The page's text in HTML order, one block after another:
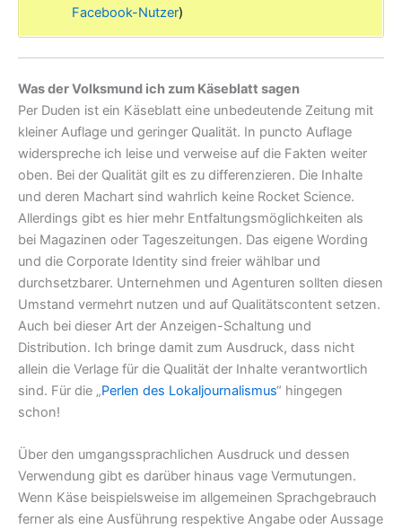
Facebook-Nutzer)
Was der Volksmund ich zum Käseblatt sagen
Per Duden ist ein Käseblatt eine unbedeutende Zeitung mit
kleiner Auflage und geringer Qualität. In puncto Auflage
widerspreche ich leise und verweise auf die Fakten weiter
oben. Bei der Qualität gilt es zu differenzieren. Die Inhalte
und deren Machart sind wahrlich keine Rocket Science.
Allerdings gibt es hier mehr Entfaltungsmöglichkeiten als
bei Magazinen oder Tageszeitungen. Das eigene Wording
und die Corporate Identity sind freier wählbar und
durchsetzbarer. Unternehmen und Agenturen sollten diesen
Umstand vermehrt nutzen und auf Qualitätscontent setzen.
Auch bei dieser Art der Anzeigen-Schaltung und
Distribution. Ich bringe damit zum Ausdruck, dass nicht
allein die Verlage für die Qualität der Inhalte verantwortlich
sind. Für die „Perlen des Lokaljournalismus“ hingegen
schon!
Über den umgangssprachlichen Ausdruck und dessen
Verwendung gibt es darüber hinaus vage Vermutungen.
Wenn Käse beispielsweise im allgemeinen Sprachgebrauch
ferner als eine Ausführung respektive Angabe oder Aussage